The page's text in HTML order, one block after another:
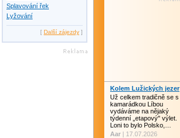
Splavování řek
Lyžování
[ Další zájezdy ]
Kolem Lužických jezer
Už celkem tradičně se s
kamarádkou Líbou
vydáváme na nějaký
týdenní „etapový" výlet.
Loni to bylo Polsko,…
Aar | 17.07.2026